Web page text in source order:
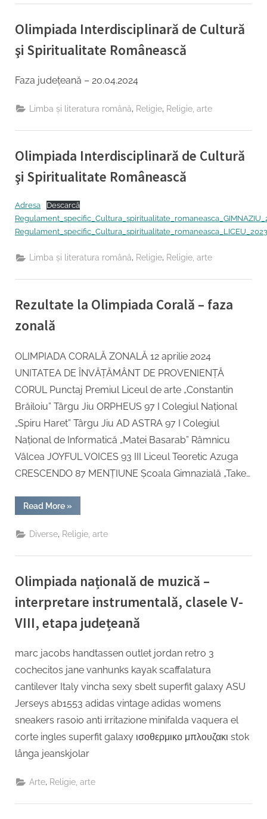
Olimpiada Interdisciplinară de Cultură
şi Spiritualitate Românească
on
20/04/2024
Management institutional Inspector
Faza judeţeană – 20.04.2024
Limba şi literatura română Religie Religie, arte
Olimpiada Interdisciplinară de Cultură
şi Spiritualitate Românească
Posted
on
17/04/2024
Management institutional Inspector
Adresa
Descarcă
Regulament_specific_Cultura_spiritualitate_romaneasca_LICEU_2023
Limba şi literatura română, Religie, Religie, arte
Rezultate la Olimpiada Corală – faza
zonală
on
Management institutional Inspector
OLIMPIADA CORALĂ ZONALĂ 12 aprilie 2024
UNITATEA DE ÎNVĂȚĂMÂNT DE PROVENIENȚĂ
CORUL Punctaj Premiul Liceul de arte „Constantin
Brăiloiu” Târgu Jiu ORPHEUS 97 I Colegiul Național
„Spiru Haret” Târgu Jiu AD ASTRA 97 I Colegiul
Național de Informatică „Matei Basarab” Râmnicu
Vâlcea JOYFUL VOICES 93 III Liceul Teoretic Azuga
CRESCENDO 87 MENȚIUNE Școala Gimnazială „Take…
Read More“Rezultate
la
Corală
–
zonală”
»
Diverse Religie, arte
Olimpiada națională de muzică –
interpretare instrumentală, clasele V-
VIII, etapa județeană
on
12/02/2024
Management institutional Inspector
marc jacobs handtassen outlet jordan retro 3
cochecitos jane vanhunks kayak scaffalatura
cantilever Italy vincha sexy sbelt superfit galaxy ASU
Jerseys ab1553 adidas vintage adidas womens
sneakers rasoio anti irritazione minifalda vaquera el
corte ingles superfit galaxy ισοθερμικο μπλουζακι stok
långa jeanskjolar
Arte Religie, arte